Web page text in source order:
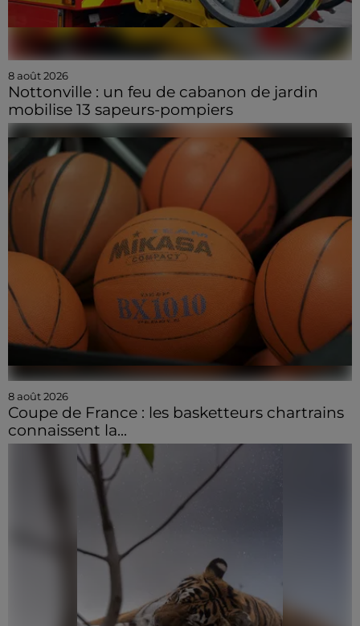
8 août 2026
Nottonville : un feu de cabanon de jardin
mobilise 13 sapeurs-pompiers
8 août 2026
Coupe de France : les basketteurs chartrains
connaissent la...